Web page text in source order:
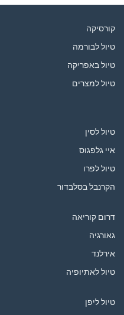
קורסיקה
טיול לבורמה
טיול באפריקה
טיול למצרים
טיול לסין
איי גלפגוס
טיול לפרו
הקרנבל בסלבדור
דרום קוריאה
גאורגיה
אירלנד
טיול לאתיופיה
טיול ליפן